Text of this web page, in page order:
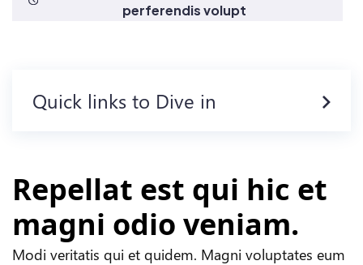
perferendis volupt
Quick links to Dive in
Repellat est qui hic et
magni odio veniam.
Modi veritatis qui et quidem. Magni voluptates eum